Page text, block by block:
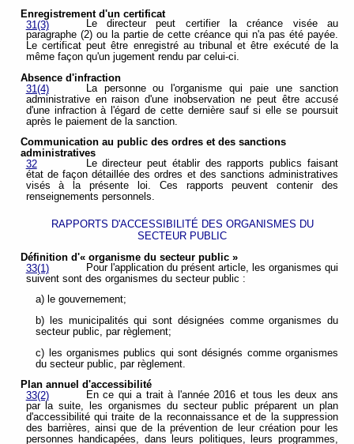
Enregistrement d'un certificat
31(3)
Le directeur peut certifier la créance visée au
paragraphe (2) ou la partie de cette créance qui n'a pas été payée.
Le certificat peut être enregistré au tribunal et être exécuté de la
même façon qu'un jugement rendu par celui-ci.
Absence d'infraction
31(4)
La personne ou l'organisme qui paie une sanction
administrative en raison d'une inobservation ne peut être accusé
d'une infraction à l'égard de cette dernière sauf si elle se poursuit
après le paiement de la sanction.
Communication au public des ordres et des sanctions
administratives
32
Le directeur peut établir des rapports publics faisant
état de façon détaillée des ordres et des sanctions administratives
visés à la présente loi. Ces rapports peuvent contenir des
renseignements personnels.
RAPPORTS D'ACCESSIBILITÉ DES ORGANISMES DU
SECTEUR PUBLIC
Définition d'« organisme du secteur public »
33(1)
Pour l'application du présent article, les organismes qui
suivent sont des organismes du secteur public :
a) le gouvernement;
b) les municipalités qui sont désignées comme organismes du
secteur public, par règlement;
c) les organismes publics qui sont désignés comme organismes
du secteur public, par règlement.
Plan annuel d'accessibilité
33(2)
En ce qui a trait à l'année 2016 et tous les deux ans
par la suite, les organismes du secteur public préparent un plan
d'accessibilité qui traite de la reconnaissance et de la suppression
des barrières, ainsi que de la prévention de leur création pour les
personnes handicapées, dans leurs politiques, leurs programmes,